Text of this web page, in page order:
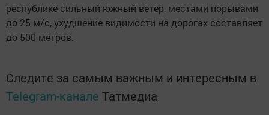
республике сильный южный ветер, местами порывами
до 25 м/с, ухудшение видимости на дорогах составляет
до 500 метров.
Следите за самым важным и интересным в
Telegram-канале Татмедиа